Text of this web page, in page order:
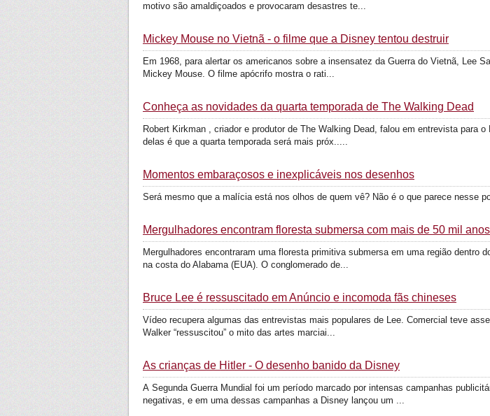
motivo são amaldiçoados e provocaram desastres te...
Mickey Mouse no Vietnã - o filme que a Disney tentou destruir
Em 1968, para alertar os americanos sobre a insensatez da Guerra do Vietnã, Lee
Mickey Mouse. O filme apócrifo mostra o rati...
Conheça as novidades da quarta temporada de The Walking Dead
Robert Kirkman , criador e produtor de The Walking Dead, falou em entrevista para
delas é que a quarta temporada será mais próx.....
Momentos embaraçosos e inexplicáveis nos desenhos
Será mesmo que a malícia está nos olhos de quem vê? Não é o que parece nesse
Mergulhadores encontram floresta submersa com mais de 50 mil anos
Mergulhadores encontraram uma floresta primitiva submersa em uma região
na costa do Alabama (EUA). O conglomerado de...
Bruce Lee é ressuscitado em Anúncio e incomoda fãs chineses
Vídeo recupera algumas das entrevistas mais populares de Lee. Comercial teve
Walker “ressuscitou” o mito das artes marciai...
As crianças de Hitler - O desenho banido da Disney
A Segunda Guerra Mundial foi um período marcado por intensas campanhas
negativas, e em uma dessas campanhas a Disney lançou um ...